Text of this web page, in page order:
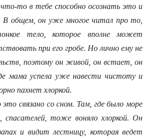
то в тебе способно осознать это и
В общем, он уже многое читал про то,
тело, которое вполне может
при его гробе. Но лично ему не
поэтому он живой, он встает, он
мама успела уже навести чистоту и
пахнет хлоркой.
связано со сном. Там, где было море
спасателей, тоже воняло хлоркой. Он
и видит лестницу, которая ведет